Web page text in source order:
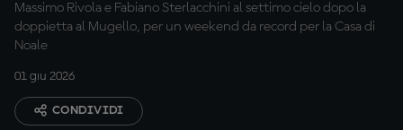
Massimo Rivola e Fabiano Sterlacchini al settimo cielo dopo la
doppietta al Mugello, per un weekend da record per la Casa di
Noale
01 giu 2026
CONDIVIDI